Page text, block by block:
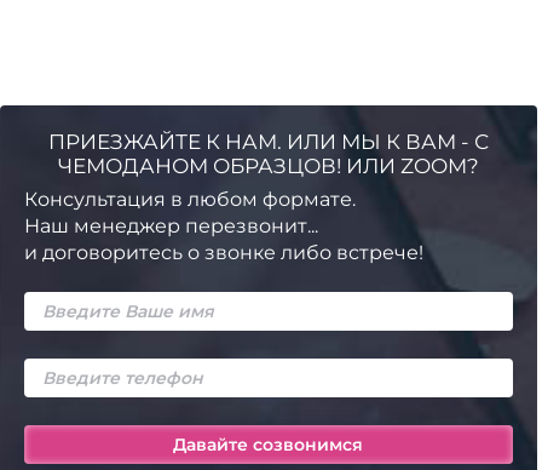
ПРИЕЗЖАЙТЕ К НАМ. ИЛИ МЫ К ВАМ - С
ЧЕМОДАНОМ ОБРАЗЦОВ! ИЛИ ZOOM?
Консультация в любом формате.
Наш менеджер перезвонит...
и договоритесь о звонке либо встрече!